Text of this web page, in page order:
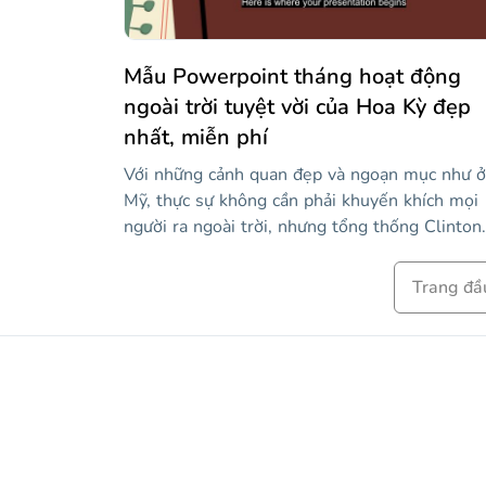
Mẫu Powerpoint tháng hoạt động
ngoài trời tuyệt vời của Hoa Kỳ đẹp
nhất, miễn phí
Với những cảnh quan đẹp và ngoạn mục như ở
Mỹ, thực sự không cần phải khuyến khích mọi
người ra ngoài trời, nhưng tổng thống Clinton
nói về tầm quan trọng và sự độc đáo của các
chứa tự nhiên ở đất nước tuyệt vời này. Tại sao
tháng sáu? Chà, tháng sáu có thời tiết hoàn
Trang